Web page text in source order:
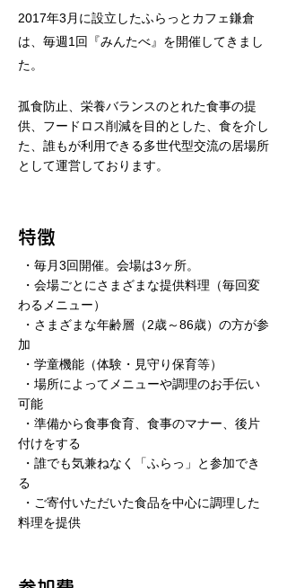
2017年3月に設立したふらっとカフェ鎌倉
は、 毎週1回『みんたべ』を開催してきまし
た。
孤食防止、栄養バランスのとれた食事の提
供、 フードロス削減を目的とした、 食を介し
た、誰もが利用できる多世代型交流の居場所
として運営しております。
特徴
・毎月3回開催。会場は3ヶ所。
・会場ごと にさ まざまな提供料理（毎回変
わるメニュー）
・さまざまな年齢層（2歳～86歳）の方が参
加
・学童機能（体験・見守り保育等）
・場所によってメニューや調理のお手伝い
可能
・準備から食事食育、食事のマナー、後片
付けをする
・誰でも気兼ねなく「ふらっ」と参加でき
る
・ご寄付いただいた食品を中心に調理した
料理を提供